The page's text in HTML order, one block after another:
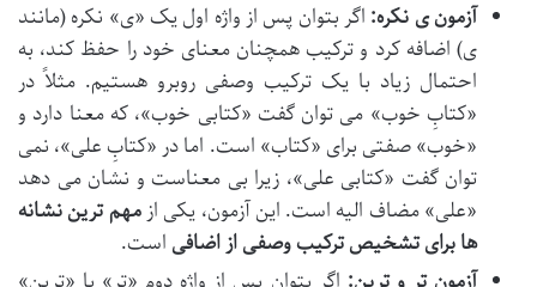
آزمون ی نکره: اگر بتوان پس از واژه اول یک «ی» نکره (مانند
ی) اضافه کرد و ترکیب همچنان معنای خود را حفظ کند، به
احتمال زیاد با یک ترکیب وصفی روبرو هستیم. مثلاً در
«کتابِ خوب» می توان گفت «کتابی خوب»، که معنا دارد و
«خوب» صفتی برای «کتاب» است. اما در «کتابِ علی»، نمی
توان گفت «کتابی علی»، زیرا بی معناست و نشان می دهد
«علی» مضاف الیه است. این آزمون، یکی ازمهم ترین نشانه
ها برای تشخیص ترکیب وصفی از اضافی است.